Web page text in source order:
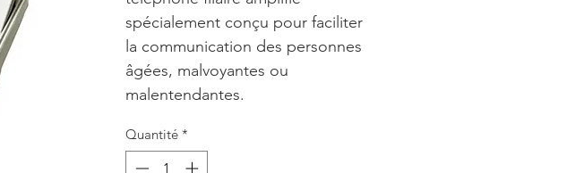
spécialement conçu pour faciliter
la communication des personnes
âgées, malvoyantes ou
malentendantes.
Quantité *